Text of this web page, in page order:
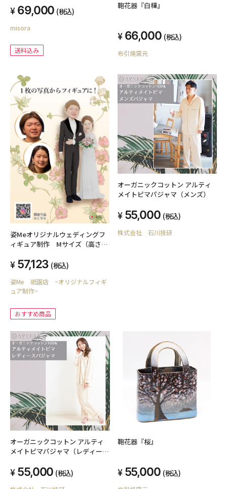
69,000 (税込)
misora
送料込み
鞄花器『白樺』
66,000 (税込)
布引焼窯元
姿Meオリジナルウェディングフ
ィギュア制作 Mサイズ（高さ8
57,123 (税込)
姿Me 祇園店 ~オリジナルフィギ
ュア制作~
おすすめ商品
オーガニックコットン アルティ
メイトピマパジャマ（メンズ）
55,000 (税込)
株式会社 石川技研
オーガニックコットン アルティ
メイトピマパジャマ（レディー
55,000 (税込)
鞄花器『桜』
55,000 (税込)